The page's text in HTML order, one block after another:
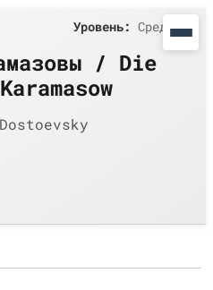
/ Die
Dostoevsky
Уровень: Средний